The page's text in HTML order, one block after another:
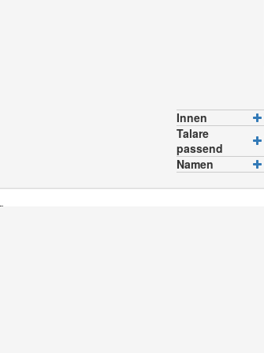
Innen
Talare
passend
Namen